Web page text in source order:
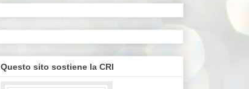
Questo sito sostiene la CRI